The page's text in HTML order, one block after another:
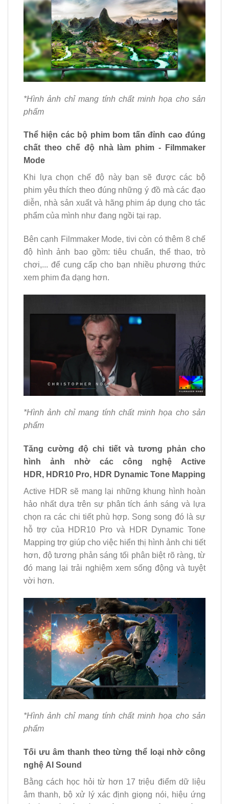
*Hình ảnh chỉ mang tính chất minh họa cho sản
phẩm
Thể hiện các bộ phim bom tấn đỉnh cao đúng
chất theo chế độ nhà làm phim - Filmmaker
Mode
Khi lựa chọn chế độ này bạn sẽ được các bộ
phim yêu thích theo đúng những ý đồ mà các đạo
diễn, nhà sản xuất và hãng phim áp dụng cho tác
phẩm của mình như đang ngồi tại rạp.
Bên cạnh Filmmaker Mode, tivi còn có thêm 8 chế
độ hình ảnh bao gồm: tiêu chuẩn, thể thao, trò
chơi,... để cung cấp cho bạn nhiều phương thức
xem phim đa dạng hơn.
*Hình ảnh chỉ mang tính chất minh họa cho sản
phẩm
Tăng cường độ chi tiết và tương phản cho
hình ảnh nhờ các công nghệ Active
HDR, HDR10 Pro, HDR Dynamic Tone Mapping
Active HDR sẽ mang lại những khung hình hoàn
hảo nhất dựa trên sự phân tích ánh sáng và lựa
chọn ra các chi tiết phù hợp. Song song đó là sự
hỗ trợ của HDR10 Pro và HDR Dynamic Tone
Mapping trợ giúp cho việc hiển thị hình ảnh chi tiết
hơn, độ tương phản sáng tối phân biệt rõ ràng, từ
đó mang lại trải nghiệm xem sống động và tuyệt
vời hơn.
*Hình ảnh chỉ mang tính chất minh họa cho sản
phẩm
Tối ưu âm thanh theo từng thể loại nhờ công
nghệ AI Sound
Bằng cách học hỏi từ hơn 17 triệu điểm dữ liệu
âm thanh, bộ xử lý xác định giọng nói, hiệu ứng